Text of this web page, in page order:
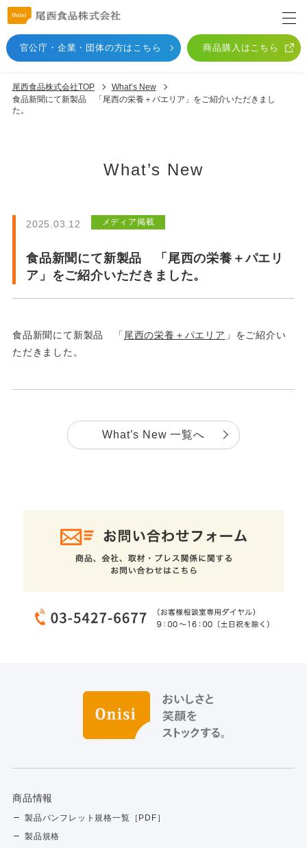
官公庁・企業・団体の方はこちら 商品購入はこちら
尾西食品株式会社TOP
What’s New
食品新聞にて新製品 「尾西の栄養＋パエリア」をご紹介いただきまし
た。
What’s New
2025.03.12 メディア掲載
食品新聞にて新製品 「尾西の栄養＋パエリ
ア」をご紹介いただきました。
食品新聞にて新製品 「 尾西の栄養＋パエリア 」をご紹介い
ただきました。
What’s New 一覧へ
商品情報
製品パンフレット規格一覧［PDF］
製品規格